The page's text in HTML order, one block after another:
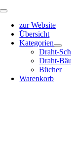
Zum
springen
Toggle
Navigationzur Website
Übersicht
Kategorien
Draht-
Draht-
Bücher
Warenkorb